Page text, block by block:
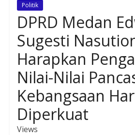
Politik
DPRD Medan
Sugesti
Harapkan
Nilai-Nilai
Kebangsaan
Diperkuat
Views